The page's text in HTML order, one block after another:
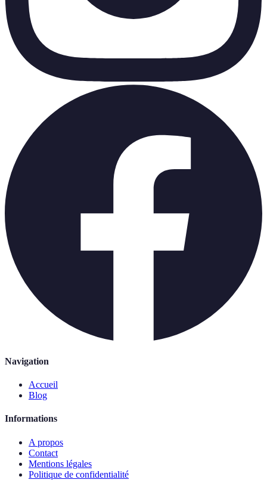
Navigation
Accueil
Blog
Informations
A propos
Contact
Mentions légales
Politique de confidentialité